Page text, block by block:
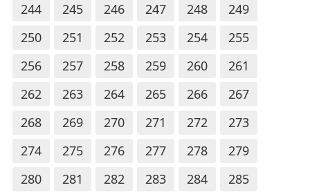
244
245 246 247 248
249
250
251 252 253 254
255
256
257 258 259 260
261
262
263 264 265 266
267
268
269 270 271 272
273
274
275 276 277 278
279
280
281 282 283 284
285